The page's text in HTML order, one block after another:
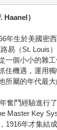
Haanel）
年生於美國密
易（St. Louis
一個小小的雜
住機遇，運用
屬的年代最大
奮鬥經驗進行
Master Key
1916年才集結